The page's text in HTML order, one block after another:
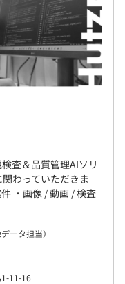
査＆品質管理AIソリ
わっていただきま
・画像 / 動画 / 検査
ータ担当）
11-16